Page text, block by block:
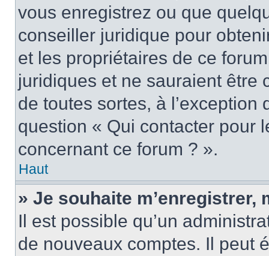
vous enregistrez ou que
conseiller juridique pour
et les propriétaires de ce
juridiques et ne sauraient être
de toutes sortes, à
question « Qui contacter pour
concernant ce forum ? ».
Haut
» Je souhaite m’enregistrer,
Il est possible qu’un
de nouveaux comptes. Il peut